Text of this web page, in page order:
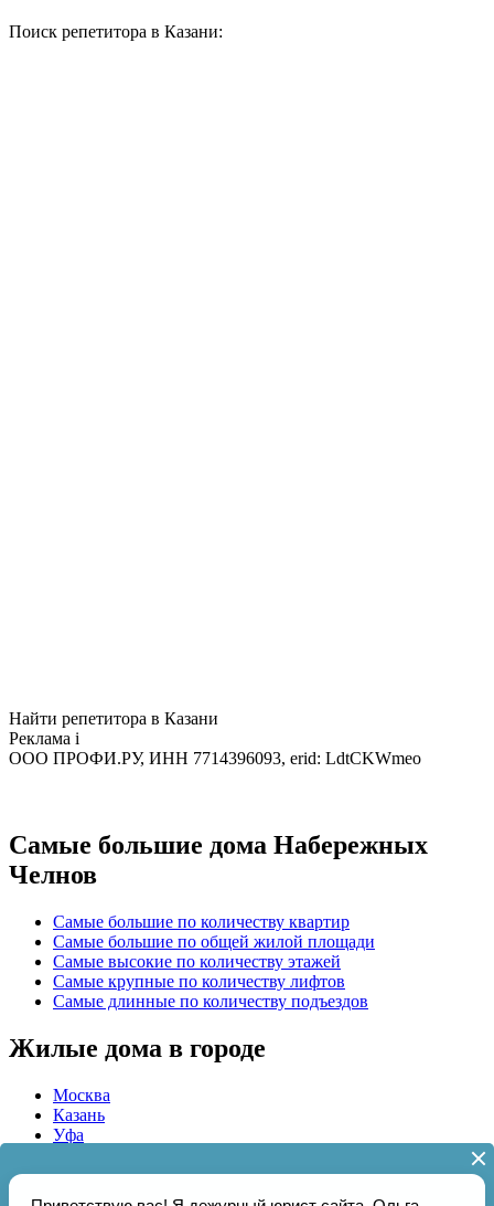
Поиск репетитора в Казани:
Найти репетитора в Казани
Реклама i
ООО ПРОФИ.РУ, ИНН 7714396093, erid: LdtCKWmeo
Самые большие дома Набережных
Челнов
Самые большие по количеству квартир
Самые большие по общей жилой площади
Самые высокие по количеству этажей
Самые крупные по количеству лифтов
Самые длинные по количеству подъездов
Жилые дома в городе
Москва
Казань
Уфа
Актуальная информация о1357домах и39управляющих